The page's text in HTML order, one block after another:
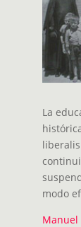
La
modo
Manuel